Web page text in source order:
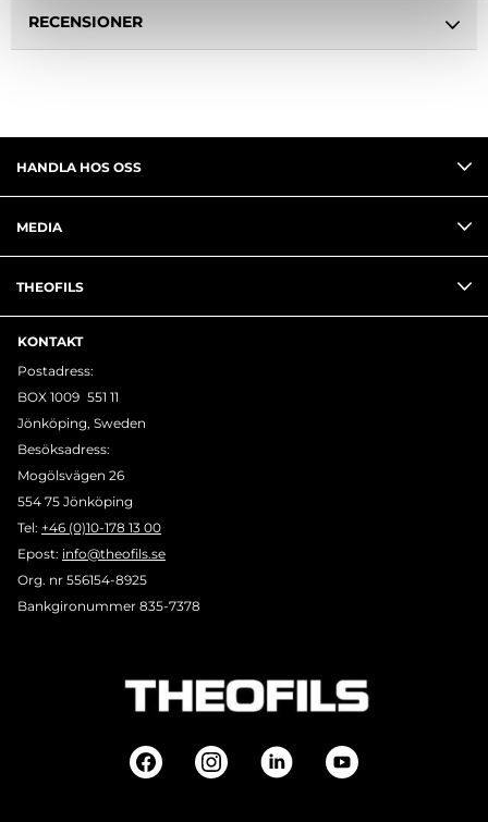
RECENSIONER
HANDLA HOS OSS
MEDIA
THEOFILS
KONTAKT
Postadress:
BOX 1009 551 11
Jönköping, Sweden
Besöksadress:
Mogölsvägen 26
554 75 Jönköping
Tel: +46 (0)10-178 13 00
Epost: info@theofils.se
Org. nr 556154-8925
Bankgironummer 835-7378